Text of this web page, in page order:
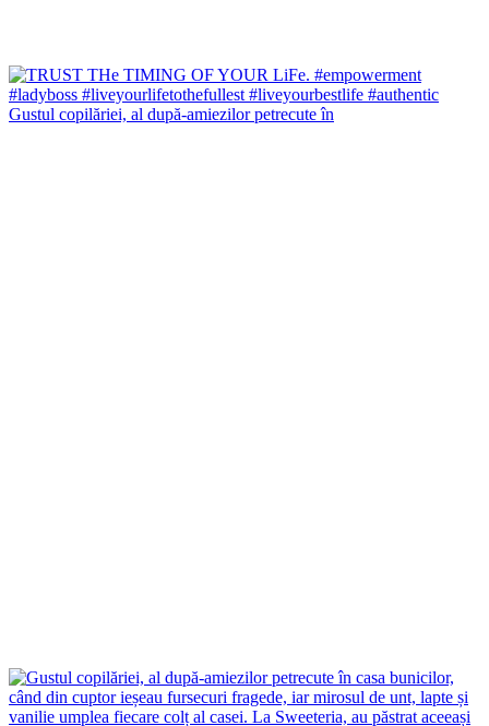
Gustul copilăriei, al după-amiezilor petrecute în